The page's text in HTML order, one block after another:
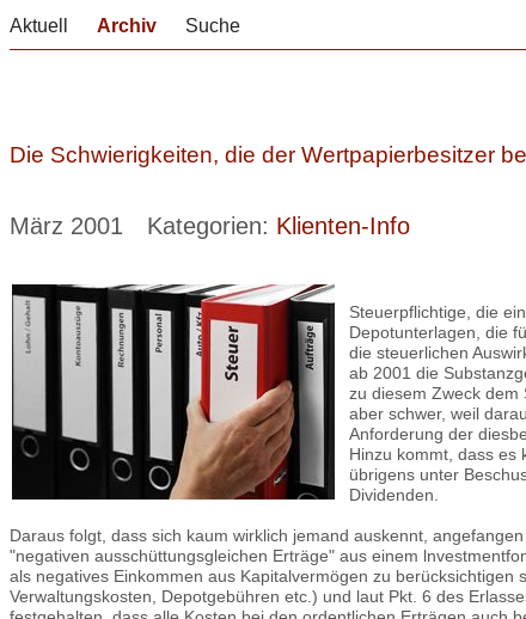
Aktuell Archiv Suche
Die Schwierigkeiten, die der Wertpapierbesitzer
März 2001 Kategorien: Klienten-Info
Steuerpflichtige, die
Depotunterlagen, die
die steuerlichen
ab 2001 die
zu diesem Zweck
aber schwer, weil
Anforderung der
Hinzu kommt, dass es
übrigens unter
Dividenden.
Daraus folgt, dass sich kaum wirklich jemand auskennt,
"negativen ausschüttungsgleichen Erträge" aus einem
als negatives Einkommen aus Kapitalvermögen zu
Verwaltungskosten, Depotgebühren etc.) und laut Pkt. 6 des